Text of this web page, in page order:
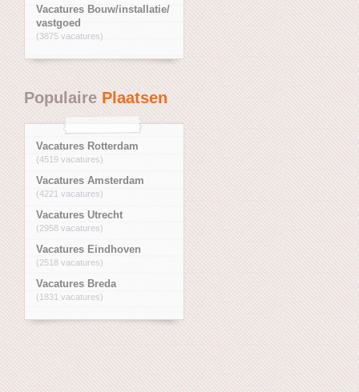
Vacatures Bouw/installatie/
vastgoed
(3875 vacatures)
PopulairePlaatsen
Vacatures Rotterdam
(4519 vacatures)
Vacatures Amsterdam
(4221 vacatures)
Vacatures Utrecht
(2958 vacatures)
Vacatures Eindhoven
(2518 vacatures)
Vacatures Breda
(1831 vacatures)